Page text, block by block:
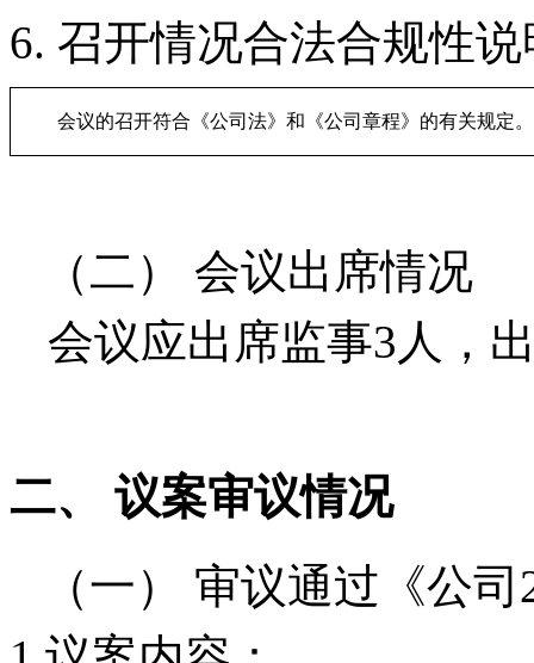
6. 召开情况合法合规性说
会议的召开符合《公司法》和《公司章程》的有关规定。
（二） 会议出席情况
会议应出席监事3 人，
二、 议案审议情况
（一） 审议通过 《公司